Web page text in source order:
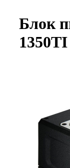
Блок